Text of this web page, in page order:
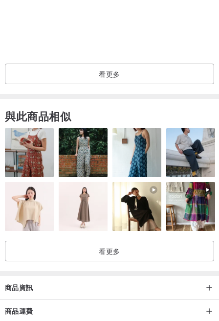
看更多
與此商品相似
看更多
商品資訊
商品運費